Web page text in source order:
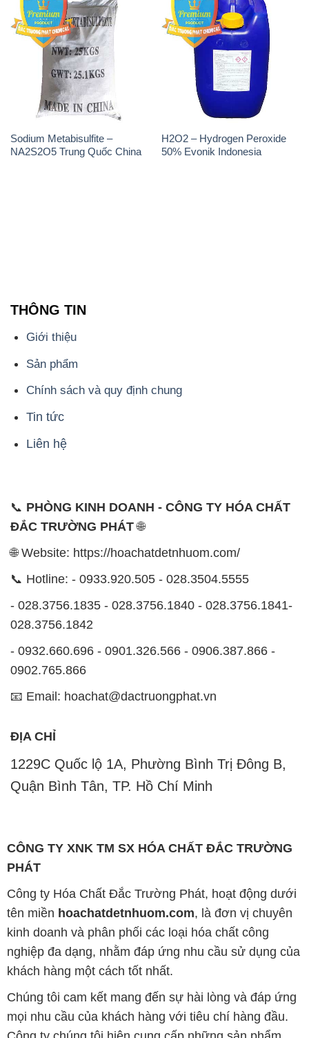
Sodium Metabisulfite –
NA2S2O5 Trung Quốc China
H2O2 – Hydrogen Peroxide
50% Evonik Indonesia
THÔNG TIN
Giới thiệu
Sản phẩm
Chính sách và quy định chung
Tin tức
Liên hệ
📞 PHÒNG KINH DOANH - CÔNG TY HÓA CHẤT
ĐẮC TRƯỜNG PHÁT🌐
🌐 Website: https://hoachatdetnhuom.com/
📞 Hotline: - 0933.920.505 - 028.3504.5555
- 028.3756.1835 - 028.3756.1840 - 028.3756.1841-
028.3756.1842
- 0932.660.696 - 0901.326.566 - 0906.387.866 -
0902.765.866
📧 Email: hoachat@dactruongphat.vn
ĐỊA CHỈ
1229C Quốc lộ 1A, Phường Bình Trị Đông B,
Quận Bình Tân, TP. Hồ Chí Minh
CÔNG TY XNK TM SX HÓA CHẤT ĐẮC TRƯỜNG
PHÁT
Công ty Hóa Chất Đắc Trường Phát, hoạt động dưới
tên miền hoachatdetnhuom.com, là đơn vị chuyên
kinh doanh và phân phối các loại hóa chất công
nghiệp đa dạng, nhằm đáp ứng nhu cầu sử dụng của
khách hàng một cách tốt nhất.
Chúng tôi cam kết mang đến sự hài lòng và đáp ứng
mọi nhu cầu của khách hàng với tiêu chí hàng đầu.